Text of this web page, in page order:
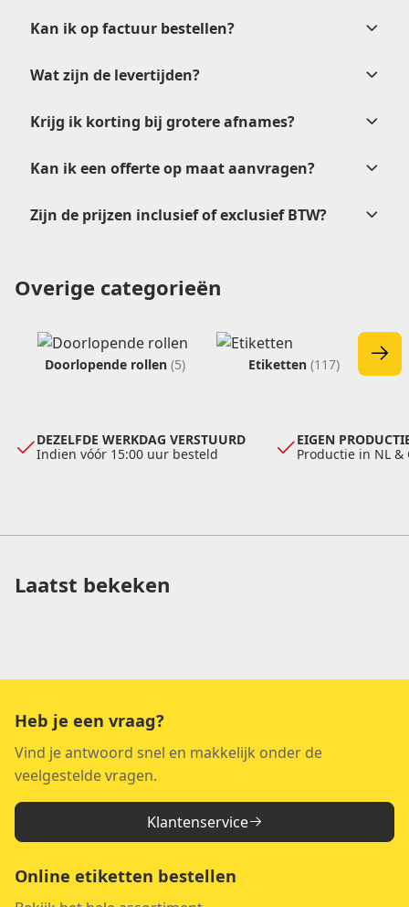
Kan ik op factuur bestellen?
na
verkoop@etikon.nl.
Wat zijn de levertijden?
Krijg ik korting bij grotere afnames?
verkoop@etikon.nl
Kan ik een offerte op maat aanvragen?
verkoop@etikon.nl
Zijn de prijzen inclusief of exclusief BTW?
Overige categorieën
Doorlopende rollen (5) Etiketten (117)
DEZELFDE WERKDAG VERSTUURD
Indien vóór 15:00 uur besteld
EIGEN
Productie in NL &
Laatst bekeken
Heb je een vraag?
Vind je antwoord snel en makkelijk onder de
veelgestelde vragen.
Klantenservice
Online etiketten bestellen